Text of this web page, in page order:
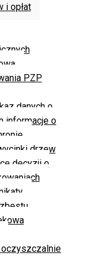
i opłat
PZP
danych o
informacje o
drzew
decyzji o
oczyszczalnie